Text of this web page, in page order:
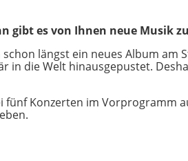
gibt es von Ihnen neue Musik
längst ein neues Album am
in die Welt hinausgepustet.
Konzerten im Vorprogramm